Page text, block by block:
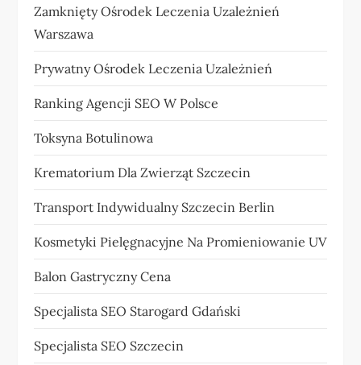
Zamknięty Ośrodek Leczenia Uzależnień
Warszawa
Prywatny Ośrodek Leczenia Uzależnień
Ranking Agencji SEO W Polsce
Toksyna Botulinowa
Krematorium Dla Zwierząt Szczecin
Transport Indywidualny Szczecin Berlin
Kosmetyki Pielęgnacyjne Na Promieniowanie UV
Balon Gastryczny Cena
Specjalista SEO Starogard Gdański
Specjalista SEO Szczecin